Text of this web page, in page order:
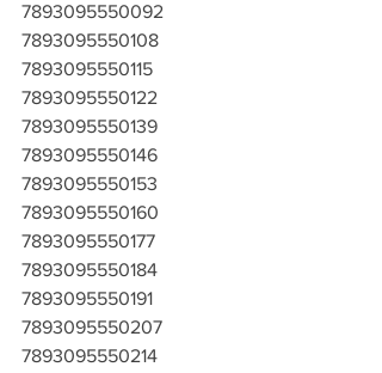
7893095550092
7893095550108
7893095550115
7893095550122
7893095550139
7893095550146
7893095550153
7893095550160
7893095550177
7893095550184
7893095550191
7893095550207
7893095550214